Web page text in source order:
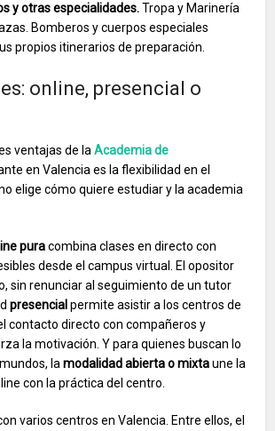
y otras especialidades.Tropa y Marinería
Bomberos y cuerpos especiales
propios itinerarios de preparación.
online, presencial o
ventajas de laAcademia de
en Valencia es la flexibilidad en el
elige cómo quiere estudiar y la academia
puracombina clases en directo con
desde el campus virtual. El opositor
sin renunciar al seguimiento de un tutor
presencial permite asistir a los centros de
contacto directo con compañeros y
la motivación. Y para quienes buscan lo
lamodalidad abierta o mixtaune la
con la práctica del centro.
varios centros en Valencia. Entre ellos, el